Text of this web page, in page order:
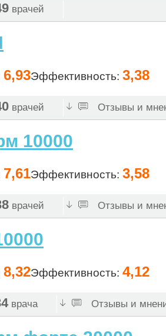
врачей
6,93Эффективность: 3,38
врачей Отзывы и
10000
7,61Эффективность: 3,58
врачей Отзывы и
8,32Эффективность: 4,12
врача Отзывы и